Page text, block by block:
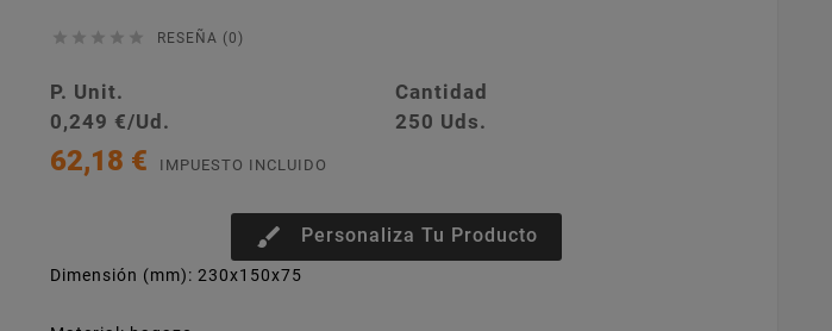
     RESEÑA (0)
P. Unit.
Cantidad
0,249 €/Ud.
250 Uds.
62,18 € IMPUESTO INCLUIDO
brush Personaliza Tu Producto
Dimensión (mm): 230x150x75